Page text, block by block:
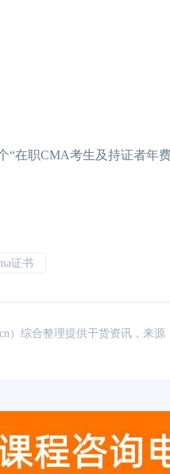
职CMA考生及持证者年
证书
）综合整理提供干货资讯，来